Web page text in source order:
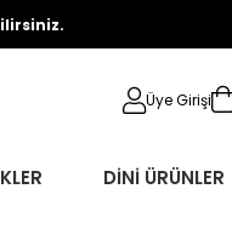
Üye Girişi
DİNİ ÜRÜNLER